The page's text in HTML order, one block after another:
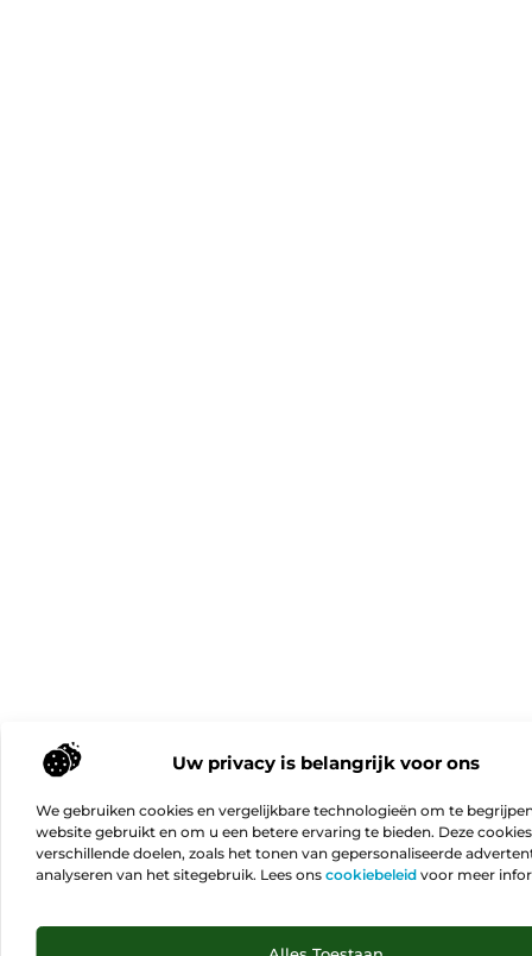
Uw privacy is belangrijk voor ons
We gebruiken cookies en vergelijkbare technologieën om te
website gebruikt en om u een betere ervaring te bieden. Deze
verschillende doelen, zoals het tonen van gepersonaliseerde
analyseren van het sitegebruik. Lees ons cookiebeleid voor meer